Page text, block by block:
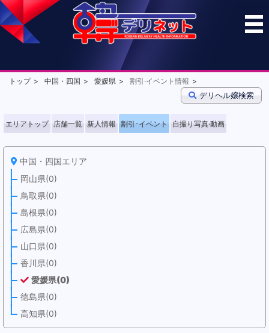
トップ 中国・四国 愛媛県 割引·イベント情報
デリヘル嬢検索
エリアトップ 店舗一覧 新人情報 割引･イベント 自撮り写真·動画
中国・四国エリア
岡山県(0)
鳥取県(0)
島根県(0)
広島県(0)
山口県(0)
香川県(0)
愛媛県(0)
徳島県(0)
高知県(0)